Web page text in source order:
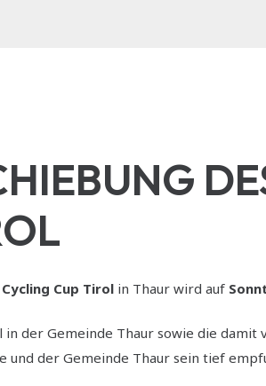
Cycling Cup Tirol in Thaur wird auf
der Gemeinde Thaur sowie die damit
der Gemeinde Thaur sein tief